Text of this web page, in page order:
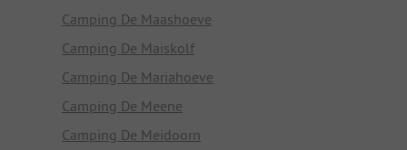
Camping De Maashoeve
Camping De Maiskolf
Camping De Mariahoeve
Camping De Meene
Camping De Meidoorn